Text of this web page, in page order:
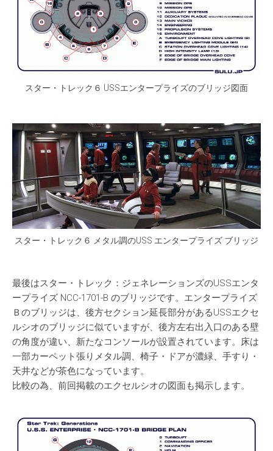
スター・トレック６ USSエンタープライズのブリッジ図面
スター・トレック６ メタル調のUSS エンタープライズ ブリッジ
最後はスター・トレック：ジェネレーションズのUSSエンタ
ープライズ NCC-1701-B のブリッジです。エンタープライズ
Ｂのブリッジは、後方セクション延長部分があるUSSエクセ
ルシオのブリッジに似ていますが、後方左右出入口のある壁
の角度が違い、新たなコンソールが設置されています。床は
一部カーペット張りメタル調、椅子・ドアが濃緑、手すり・
天井などが茶色になっています。
比較の為、前回掲載のエクセルシオの図面も掲示します。